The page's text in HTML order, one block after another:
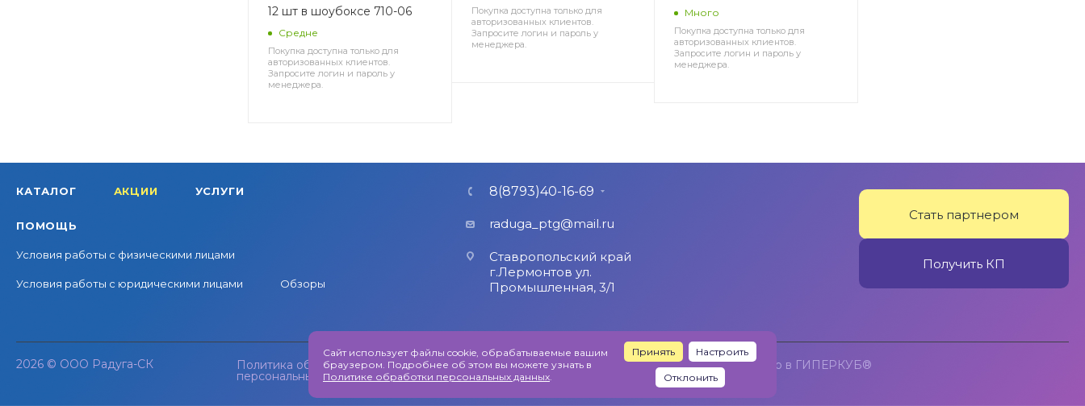
12 шт в шоубоксе 710-06
Средне
Покупка доступна только для
авторизованных клиентов.
Запросите логин и пароль у
менеджера.
Покупка доступна только для
авторизованных клиентов.
Запросите логин и пароль у
менеджера.
Много
Покупка доступна только для
авторизованных клиентов.
Запросите логин и пароль у
менеджера.
КАТАЛОГ АКЦИИ УСЛУГИ
ПОМОЩЬ
Условия работы с физическими лицами
Условия работы с юридическими лицами Обзоры
8(8793)40-16-69
raduga_ptg@mail.ru
Ставропольский край
г.Лермонтов ул.
Промышленная, 3/1
Стать партнером
Получить КП
2026 © ООО Радуга-СК Политика обработки
персональных данных
Публичная оферта Создано в ГИПЕРКУБ®
Сайт использует файлы cookie, обрабатываемые вашим
браузером. Подробнее об этом вы можете узнать в
Политике обработки персональных данных.
Принять Настроить
Отклонить